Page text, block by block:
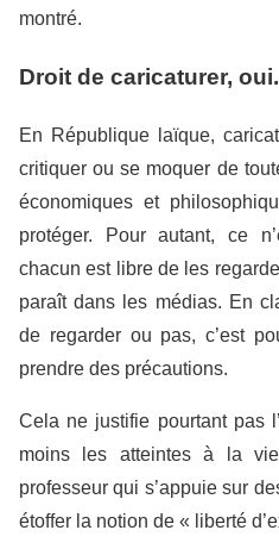
montré.
Droit de caricaturer,
En République laïque,
critiquer ou se moquer de
économiques et
protéger. Pour autant, ce
chacun est libre de les
paraît dans les médias. En
de regarder ou pas, c’est
prendre des précautions.
Cela ne justifie pourtant pas
moins les atteintes à la
professeur qui s’appuie sur
étoffer la notion de « liberté